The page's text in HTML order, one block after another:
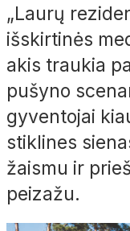
„Laurų
išskirtinės
akis traukia
pušyno
gyventojai
stiklines
žaismu ir
peizažu.